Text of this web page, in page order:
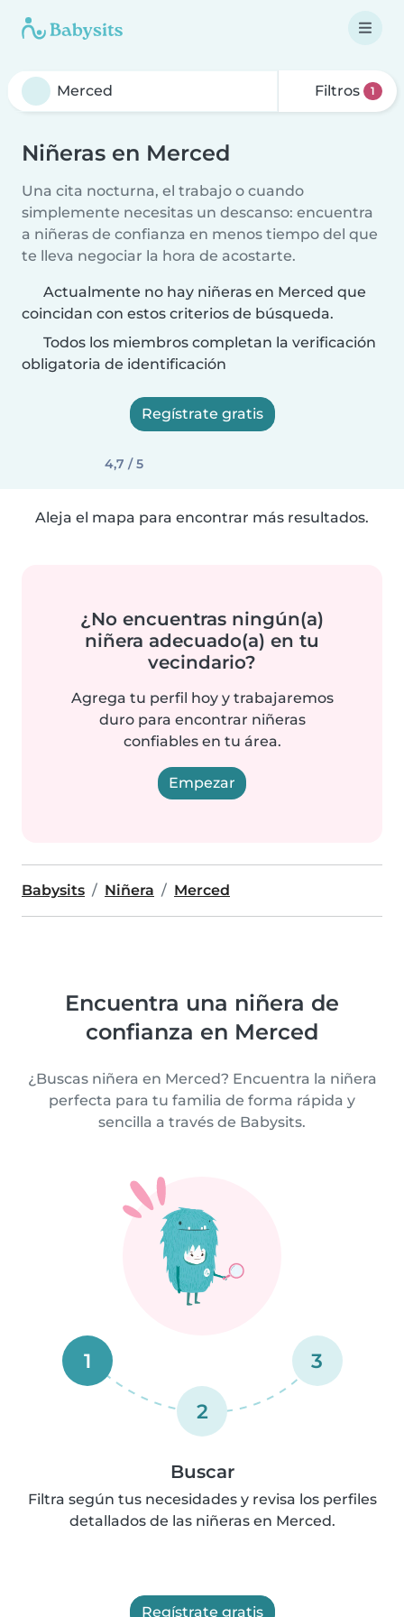
Filtros 1
Niñeras en Merced
Una cita nocturna, el trabajo o cuando
simplemente necesitas un descanso: encuentra
a niñeras de confianza en menos tiempo del que
te lleva negociar la hora de acostarte.
Actualmente no hay niñeras en Merced que
coincidan con estos criterios de búsqueda.
Todos los miembros completan la verificación
obligatoria de identificación
Regístrate gratis
4,7 / 5
Aleja el mapa para encontrar más resultados.
¿No encuentras ningún(a)
niñera adecuado(a) en tu
vecindario?
Agrega tu perfil hoy y trabajaremos
duro para encontrar niñeras
confiables en tu área.
Empezar
Babysits Niñera Merced
Encuentra una niñera de
confianza en Merced
¿Buscas niñera en Merced? Encuentra la niñera
perfecta para tu familia de forma rápida y
sencilla a través de Babysits.
1
2
3
Buscar
Filtra según tus necesidades y revisa los perfiles
detallados de las niñeras en Merced.
Regístrate gratis